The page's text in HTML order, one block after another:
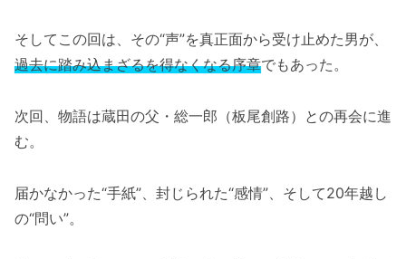
そしてこの回は、その“声”を真正面から受け止めた男が、
過去に踏み込まざるを得なくなる序章でもあった。
次回、物語は蔵田の父・総一郎（板尾創路）との再会に進
む。
届かなかった“手紙”、封じられた“感情”、そして20年越し
の“問い”。